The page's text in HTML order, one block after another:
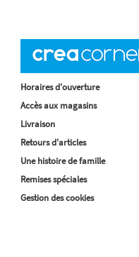
Horaires d'ouverture
Accès aux magasins
Livraison
Retours d'articles
Une histoire de famille
Remises spéciales
Gestion des cookies